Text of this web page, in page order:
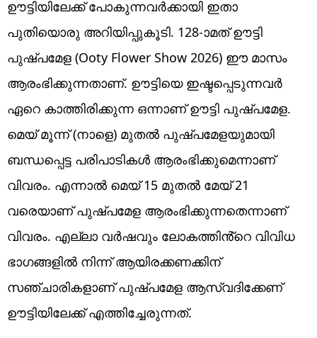
ഊട്ടിയിലേക്ക് പോകുന്നവർക്കായി ഇതാ
പുതിയൊരു അറിയിപ്പുകൂടി. 128-ാമത് ഊട്ടി
പുഷ്പമേള (Ooty Flower Show 2026) ഈ മാസം
ആരംഭിക്കുന്നതാണ്. ഊട്ടിയെ ഇഷ്ടപ്പെടുന്നവർ
ഏറെ കാത്തിരിക്കുന്ന ഒന്നാണ് ഊട്ടി പുഷ്പമേള.
മെയ് മൂന്ന് (നാളെ) മുതൽ പുഷ്പമേളയുമായി
ബന്ധപ്പെട്ട പരിപാടികൾ ആരംഭിക്കുമെന്നാണ്
വിവരം. എന്നാൽ മെയ് 15 മുതൽ മേയ് 21
വരെയാണ് പുഷ്പമേള ആരംഭിക്കുന്നതെന്നാണ്
വിവരം. എല്ലാ വർഷവും ലോകത്തിൻ്റെ വിവിധ
ഭാ​ഗങ്ങളിൽ നിന്ന് ആയിരക്കണക്കിന്
സഞ്ചാരികളാണ് പുഷ്പമേള ആസ്വദിക്കേണ്
ഊട്ടിയിലേക്ക് എത്തിച്ചേരുന്നത്.